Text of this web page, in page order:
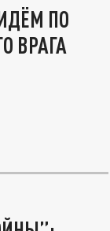
ПО
ВРАГА